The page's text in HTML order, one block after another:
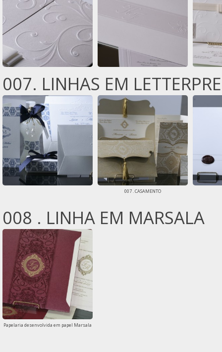
007. LINHAS EM
007 . CASAMENTO
008 . LINHA EM MARSALA
Papelaria desenvolvida em papel Marsala